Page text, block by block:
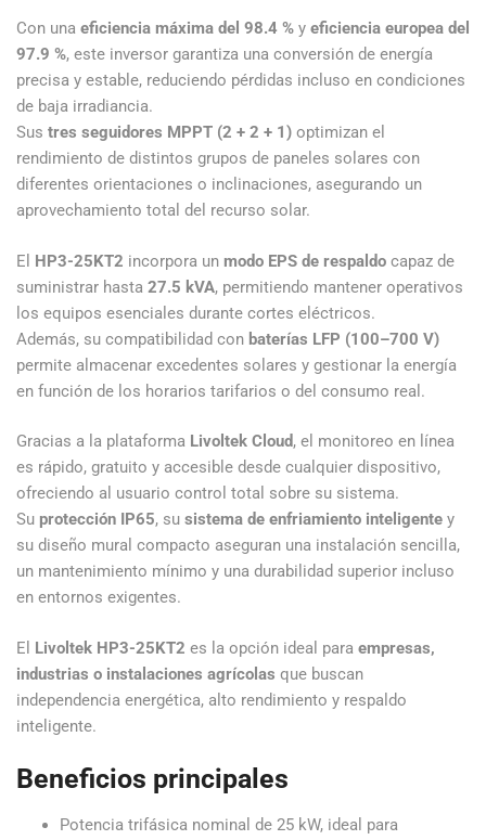
Con una eficiencia máxima del 98.4 % y eficiencia europea del
97.9 %, este inversor garantiza una conversión de energía
precisa y estable, reduciendo pérdidas incluso en condiciones
de baja irradiancia.
Sus tres seguidores MPPT (2 + 2 + 1) optimizan el
rendimiento de distintos grupos de paneles solares con
diferentes orientaciones o inclinaciones, asegurando un
aprovechamiento total del recurso solar.
El HP3-25KT2 incorpora un modo EPS de respaldo capaz de
suministrar hasta 27.5 kVA, permitiendo mantener operativos
los equipos esenciales durante cortes eléctricos.
Además, su compatibilidad con baterías LFP (100–700 V)
permite almacenar excedentes solares y gestionar la energía
en función de los horarios tarifarios o del consumo real.
Gracias a la plataforma Livoltek Cloud, el monitoreo en línea
es rápido, gratuito y accesible desde cualquier dispositivo,
ofreciendo al usuario control total sobre su sistema.
Su protección IP65, su sistema de enfriamiento inteligente y
su diseño mural compacto aseguran una instalación sencilla,
un mantenimiento mínimo y una durabilidad superior incluso
en entornos exigentes.
El Livoltek HP3-25KT2 es la opción ideal para empresas,
industrias o instalaciones agrícolas que buscan
independencia energética, alto rendimiento y respaldo
inteligente.
Beneficios principales
Potencia trifásica nominal de 25 kW, ideal para